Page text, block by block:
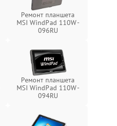
Ремонт планшета
MSI WindPad 110W-
096RU
Ремонт планшета
MSI WindPad 110W-
094RU